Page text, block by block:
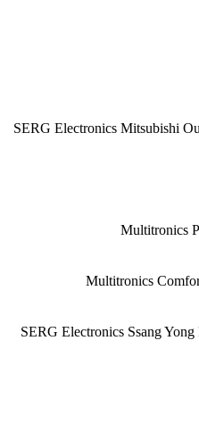
SERG Electronics Mitsubishi
Multitronics
Multitronics
SERG Electronics Ssang Yong